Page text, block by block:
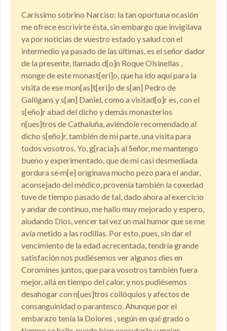
Caríssimo sobrino Narciso: la tan oportuna ocasión
me ofrece escrivirte ésta, sin embargo que invigilava
ya por noticias de vuestro estado y salud con el
intermedio ya pasado de las últimas, es el señor dador
de la presente, llamado d[o]n Roque Olsinellas ,
monge de este monast[eri]o, que ha ido aquí para la
visita de ese mon[as]t[eri]o de s[an] Pedro de
Galligans y s[an] Daniel, como a visitad[o]r es, con el
s[eño]r abad del dicho y demás monasterios
n[ues]tros de Cathaluña, aviéndole recomendado al
dicho s[eño]r, también de mi parte, una visita para
todos vosotros. Yo, g[racia]s al Señor, me mantengo
bueno y experimentado, que de mi casi desmediada
gordura se·m[e] originava mucho pezo para el andar,
aconsejado del médico, provenía también la coxedad
tuve de tiempo pasado de tal, dado ahora al exercicio
y andar de continuo, me hallo muy mejorado y espero,
aiudando Dios, vencer tal vez un mal humor que se me
avía metido a las rodillas. Por esto, pues, sin dar el
vencimiento de la edad acrecentada, tendría grande
satisfación nos pudiésemos ver algunos dies en
Coromines juntos, que para vosotros también fuera
mejor, allá en tiempo del calor, y nos pudiésemos
desahogar con n[ues]tros collóquios y afectos de
consanguinidad o parantesco. Ahunque por el
embarazo tenía la Dolores , según en qué grado o